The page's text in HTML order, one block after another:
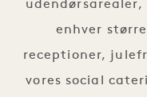
enhver
receptioner,
vores social